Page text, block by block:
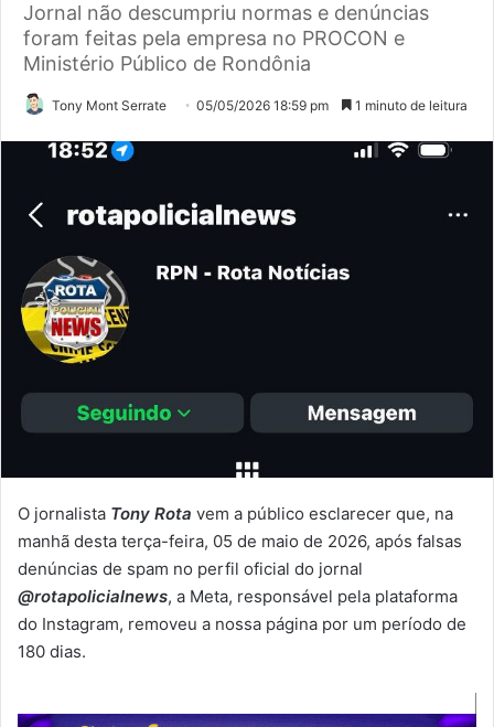
Jornal não descumpriu normas e denúncias
foram feitas pela empresa no PROCON e
Ministério Público de Rondônia
Tony Mont Serrate 05/05/2026 18:59 pm 1 minuto de leitura
O jornalista Tony Rota vem a público esclarecer que, na
manhã desta terça-feira, 05 de maio de 2026, após falsas
denúncias de spam no perfil oficial do jornal
@rotapolicialnews, a Meta, responsável pela plataforma
do Instagram, removeu a nossa página por um período de
180 dias.